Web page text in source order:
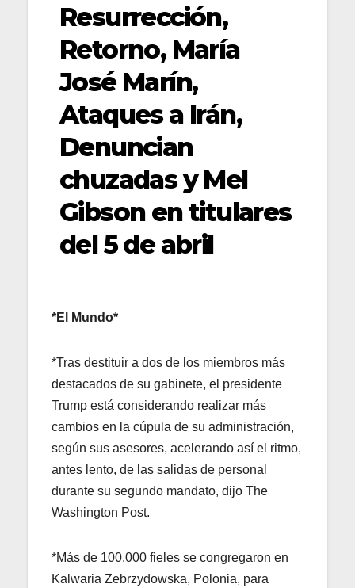
Resurrección,
Retorno, María
José Marín,
Ataques a Irán,
Denuncian
chuzadas y Mel
Gibson en titulares
del 5 de abril
*El Mundo*
*Tras destituir a dos de los miembros más
destacados de su gabinete, el presidente
Trump está considerando realizar más
cambios en la cúpula de su administración,
según sus asesores, acelerando así el ritmo,
antes lento, de las salidas de personal
durante su segundo mandato, dijo The
Washington Post.
*Más de 100.000 fieles se congregaron en
Kalwaria Zebrzydowska, Polonia, para